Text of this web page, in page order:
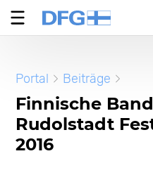
MoinMoi
Finnische Kultur
Portal Beiträge
Finnische
Rudolstadt
2016